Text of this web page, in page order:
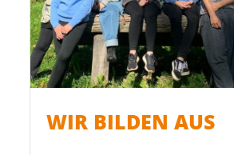
WIR BILDEN AUS